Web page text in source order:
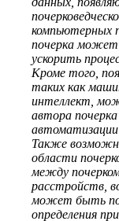
компьютерных
почерка может
ускорить
Кроме того,
таких как
интеллект,
автора
автоматизации
Также
области
между
расстройств,
может быть
определения